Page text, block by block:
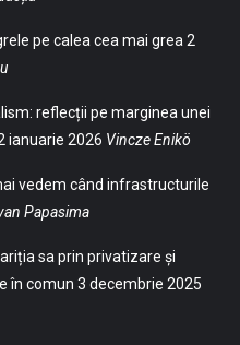
pe calea cea mai grea 2
reflecții pe marginea unei
ianuarie 2026 Vincze Enikö
vedem când infrastructurile
Papasima
sa prin privatizare și
în comun 3 decembrie 2025